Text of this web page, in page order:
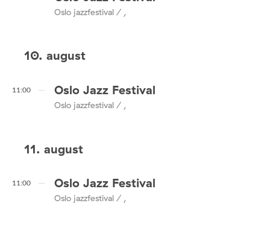
Oslo jazzfestival / ,
10. august
11:00 Oslo Jazz Festival
Oslo jazzfestival / ,
11. august
11:00 Oslo Jazz Festival
Oslo jazzfestival / ,